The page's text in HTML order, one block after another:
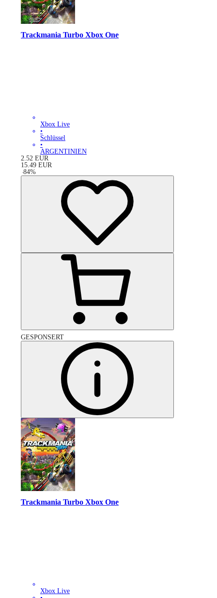
Trackmania Turbo Xbox One
Xbox Live
•
Schlüssel
•
ARGENTINIEN
2.52 EUR
15.49 EUR
-84%
GESPONSERT
Trackmania Turbo Xbox One
Xbox Live